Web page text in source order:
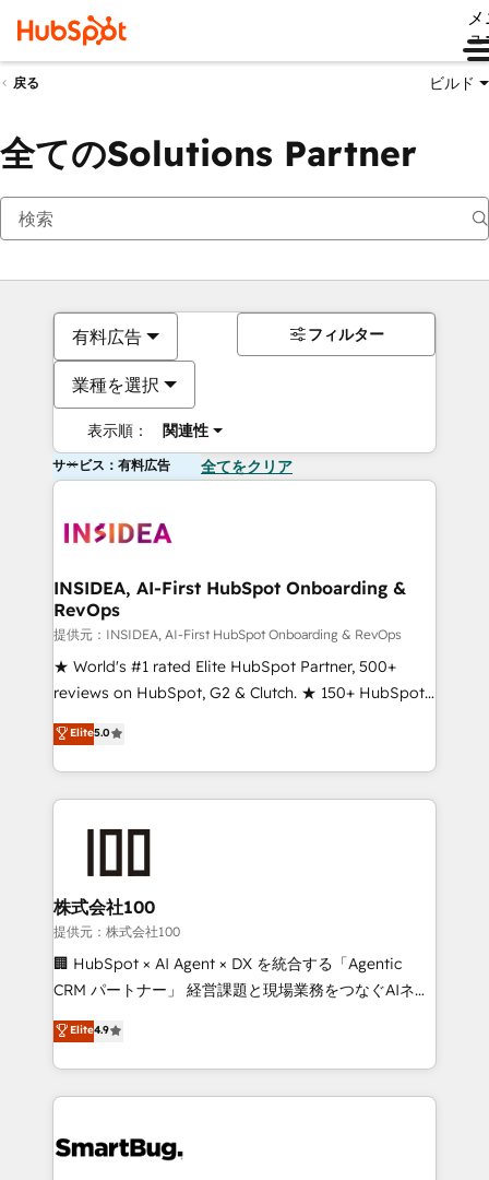
ュ
戻る ビルド
全てのSolutions Partner
有料広告
業種を選択
表示順： 関連性
フィルター
サービス：有料広告 全てをクリア
INSIDEA, AI-First HubSpot Onboarding &
RevOps
提供元：INSIDEA, AI-First HubSpot Onboarding & RevOps
★ World's #1 rated Elite HubSpot Partner, 500+
reviews on HubSpot, G2 & Clutch. ★ 150+ HubSpot
Certified Experts & Trainers across the team ★
1,500+ implementations across five continents ★ AI-
First, RevOps-led, Onboarding obsessed ★
Company of the Year 2024/25 INSIDEA helps
and build AI-powered workflows that drive adoption
from week one, in your time zone. What we do ➤
Onboarding: Live in weeks, with workflows built
around your business, not a template. ➤ Migration:
Move from any legacy CRM. Zero downtime, full data
run your revenue process. Sales, marketing, and
service wired together. ➤ AI and Integrations: Layer
tune-ups, feature rollouts, adoption coaching. Buying
HubSpot, switching to it, or reviving a stale portal?
Elite5.0
株式会社100
提供元：株式会社100
🏢 HubSpot × AI Agent × DX を統合する「Agentic
CRM パートナー」 経営課題と現場業務をつなぐAIネイ
ティブ・エージェンシーとして、HubSpot Eliteの実装
力で顧客フロント業務を再設計します。 💡 100inc は何
をする会社か？ HubSpotを共通基盤に、AIエージェン
トを組み込んだ顧客フロント業務（マーケティング・営
ィブ・エージェンシーです。事業部・グループ会社・部
Elite4.9